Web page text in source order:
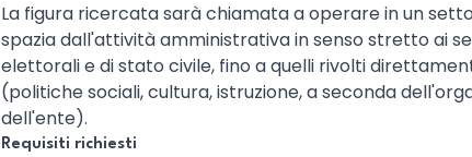
La figura ricercata sarà chiamata a operare in un
spazia dall'attività amministrativa in senso stretto ai
elettorali e di stato civile, fino a quelli rivolti
(politiche sociali, cultura, istruzione, a seconda
dell'ente).
Requisiti richiesti